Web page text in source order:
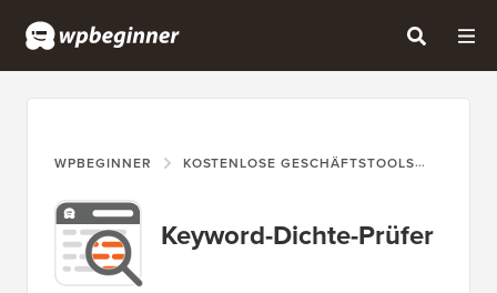
WPBEGINNER KOSTENLOSE GESCHÄFTSTOOLS
Keyword-Dichte-Prüfer